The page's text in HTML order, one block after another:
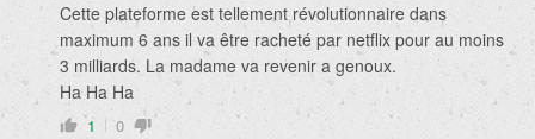
Cette plateforme est tellement révolutionnaire dans
maximum 6 ans il va être racheté par netflix pour au moins
3 milliards. La madame va revenir a genoux.
Ha Ha Ha
1 0